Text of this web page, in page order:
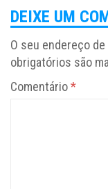
DEIXE UM
O seu endereço
obrigatórios são
Comentário*